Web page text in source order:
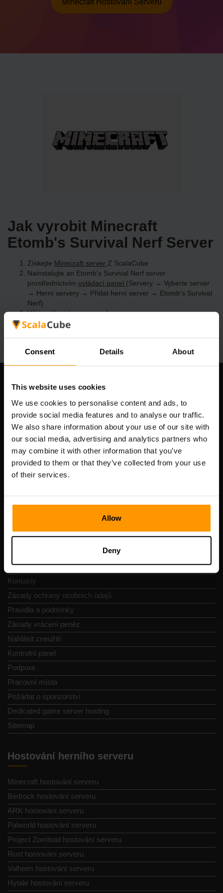
Consent Details About
This website uses cookies
We use cookies to personalise content and ads, to
provide social media features and to analyse our traffic.
We also share information about your use of our site with
our social media, advertising and analytics partners who
may combine it with other information that you’ve
provided to them or that they’ve collected from your use
of their services.
Allow
Deny
Minecraft Hostování Serveru
Jak vyrobit Minecraft
Etomb's Survival Nerf Server
Získejte Minecraft server Z ScalaCube
Nainstalujte an Etomb's Survival Nerf server
prostřednictvím ovládací panel (Servery → Vyberte server
→ Herní servery → Přidat herní server → Etomb's Survival
Nerf)
Užijte si hraní na serveru!
Naše společnost
Scalable Hosting Solutions OÜ
DIČ: EE102133820
Adresa: Harju maakond, Tallinn, Kesklinna linnaosa,
Vesivärava tn 50-201, 10152
Navigace
Recenze
Kontakty
Zásady ochrany osobních údajů
Pravidla a podmínky
Zásady vrácení peněz
Nahlásit zneužití
Kontrolní panel
Podpora
Pracovní místa
Požádat o sponzorství
Dedicated game server hosting
Sitemap
Hostování herního serveru
Minecraft hostování serveru
Bedrock hostování serveru
ARK hostování serveru
Palworld hostování serveru
Project Zomboid hostování serveru
Rust hostování serveru
Valheim hostování serveru
Hytale hostování serveru